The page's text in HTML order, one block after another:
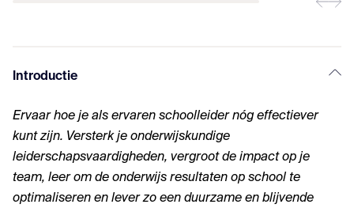
Introductie
Ervaar hoe je als ervaren schoolleider nóg effectiever
kunt zijn. Versterk je onderwijskundige
leiderschapsvaardigheden, vergroot de impact op je
team, leer om de onderwijs resultaten op school te
optimaliseren en lever zo een duurzame en blijvende